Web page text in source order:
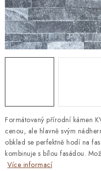
VZORKOVÉ OBKLADY
Formátovaný přírodní kámen
cenou, ale hlavně svým
obklad se perfektně hodí na
kombinuje s bílou fasádou.
Více informací